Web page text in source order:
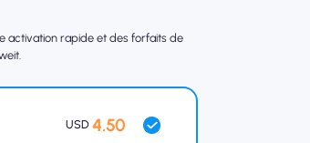
activation rapide et des forfaits de
USD 4.50